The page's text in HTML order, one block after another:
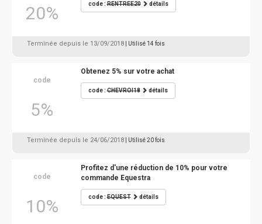
20% code :RENTREE20 détails
Terminée depuis le 13/09/2018 | Utilisé 14 fois
code
5%
Obtenez 5% sur votre achat
code :CHEVROI18 détails
Terminée depuis le 24/06/2018 | Utilisé 20 fois
code
10%
Profitez d'une réduction de 10% pour votre
commande Equestra
code :EQUEST détails